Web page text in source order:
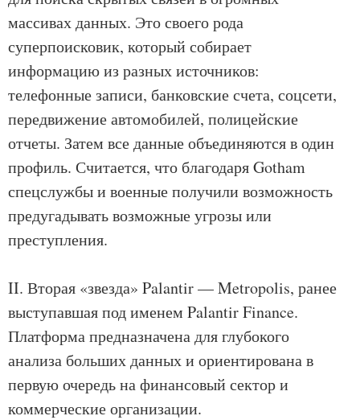
массивах данных. Это своего рода
суперпоисковик, который собирает
информацию из разных источников:
телефонные записи, банковские счета, соцсети,
передвижение автомобилей, полицейские
отчеты. Затем все данные объединяются в один
профиль. Считается, что благодаря Gotham
спецслужбы и военные получили возможность
предугадывать возможные угрозы или
преступления.
II. Вторая «звезда» Palantir — Metropolis, ранее
выступавшая под именем Palantir Finance.
Платформа предназначена для глубокого
анализа больших данных и ориентирована в
первую очередь на финансовый сектор и
коммерческие организации.